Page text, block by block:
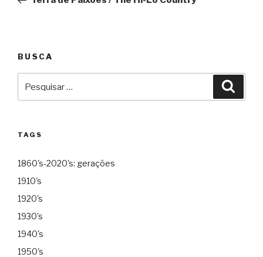
Post
BUSCA
TAGS
1860's-2020's: gerações
1910's
1920's
1930's
1940's
1950's